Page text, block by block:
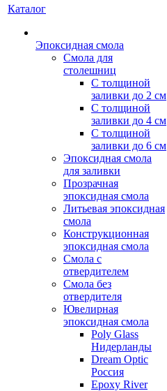
Каталог
Эпоксидная смола
Смола для
столешниц
С толщиной
заливки до 2 см
С толщиной
заливки до 4 см
С толщиной
заливки до 6 см
Эпоксидная смола
для заливки
Прозрачная
эпоксидная смола
Литьевая эпоксидная
смола
Конструкционная
эпоксидная смола
Смола с
отвердителем
Смола без
отвердителя
Ювелирная
эпоксидная смола
Poly Glass
Нидерланды
Dream Optic
Россия
Epoxy River